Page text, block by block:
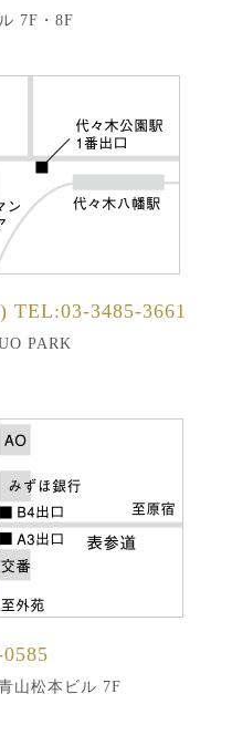
7F・8F
TEL:03-3485-3661
PARK
山松本ビル 7F